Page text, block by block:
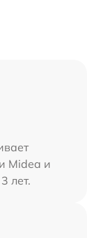
Midea и
лет.